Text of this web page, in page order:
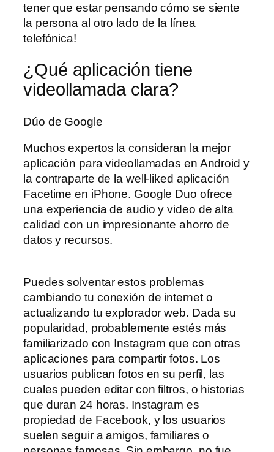
tener que estar pensando cómo se siente
la persona al otro lado de la línea
telefónica!
¿Qué aplicación tiene
videollamada clara?
Dúo de Google
Muchos expertos la consideran la mejor
aplicación para videollamadas en Android y
la contraparte de la well-liked aplicación
Facetime en iPhone. Google Duo ofrece
una experiencia de audio y video de alta
calidad con un impresionante ahorro de
datos y recursos.
Puedes solventar estos problemas
cambiando tu conexión de internet o
actualizando tu explorador web. Dada su
popularidad, probablemente estés más
familiarizado con Instagram que con otras
aplicaciones para compartir fotos. Los
usuarios publican fotos en su perfil, las
cuales pueden editar con filtros, o historias
que duran 24 horas. Instagram es
propiedad de Facebook, y los usuarios
suelen seguir a amigos, familiares o